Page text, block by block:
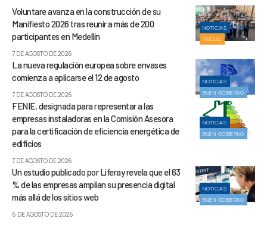
NOTICIAS
SOCIAL
Voluntare avanza en la construcción de su
Manifiesto 2026 tras reunir a más de 200
participantes en Medellín
7 DE AGOSTO DE 2026
NOTICIAS
BUEN GOBIERNO
La nueva regulación europea sobre envases
comienza a aplicarse el 12 de agosto
7 DE AGOSTO DE 2026
NOTICIAS
BUEN GOBIERNO
FENIE, designada para representar a las
empresas instaladoras en la Comisión Asesora
para la certificación de eficiencia energética de
edificios
7 DE AGOSTO DE 2026
NOTICIAS
BUEN GOBIERNO
Un estudio publicado por Liferay revela que el 63
% de las empresas amplían su presencia digital
más allá de los sitios web
6 DE AGOSTO DE 2026